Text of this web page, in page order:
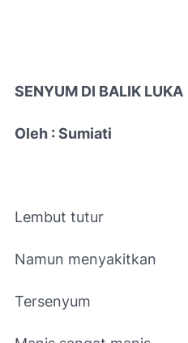
SENYUM DI BALIK LUKA
Oleh : Sumiati
Lembut tutur
Namun menyakitkan
Tersenyum